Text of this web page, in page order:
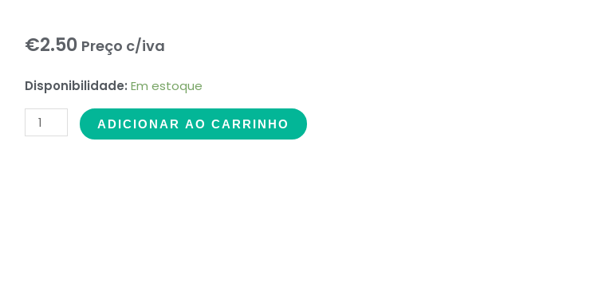
€2.50 Preço c/iva
Disponibilidade: Em estoque
Stencil
Glitter
Tatuagem
ADICIONAR AO CARRINHO